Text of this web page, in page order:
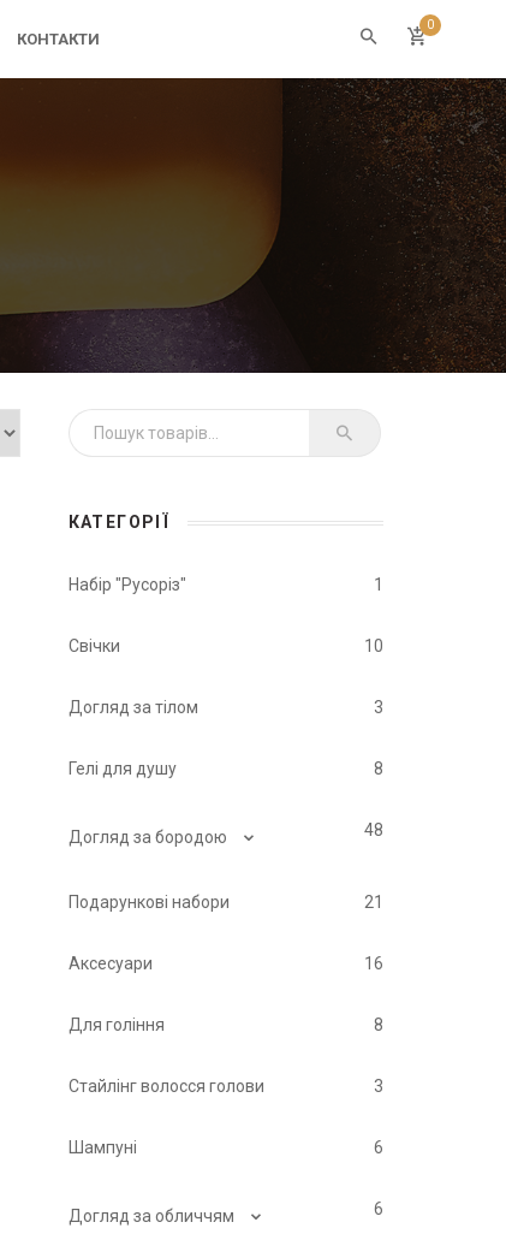
КОНТАКТИ
0
Шукати:
КАТЕГОРІЇ
Набір "Русоріз" 1
Свічки 10
Догляд за тілом 3
Гелі для душу 8
Догляд за бородою ⌄ 48
Подарункові набори 21
Аксесуари 16
Для гоління 8
Стайлінг волосся голови 3
Шампуні 6
Догляд за обличчям ⌄ 6